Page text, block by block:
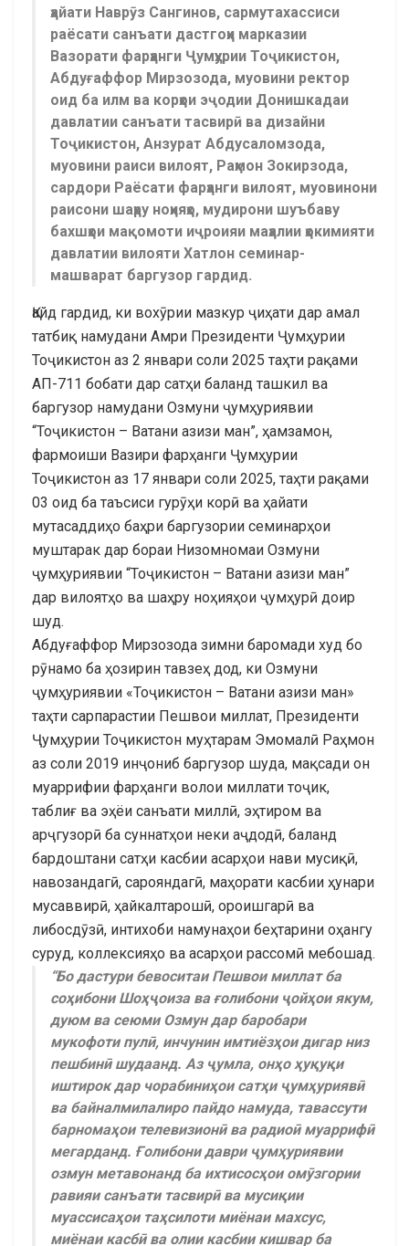
ҳайати Наврӯз Сангинов, сармутахассиси
раёсати санъати дастгоҳи марказии
Вазорати фарҳанги Ҷумҳурии Тоҷикистон,
Абдуғаффор Мирзозода, муовини ректор
оид ба илм ва корҳои эҷодии Донишкадаи
давлатии санъати тасвирӣ ва дизайни
Тоҷикистон, Анзурат Абдусаломзода,
муовини раиси вилоят, Раҳмон Зокирзода,
сардори Раёсати фарҳанги вилоят, муовинони
раисони шаҳру ноҳияҳо, мудирони шуъбаву
бахшҳои мақомоти иҷроияи маҳалии ҳокимияти
давлатии вилояти Хатлон семинар-
машварат баргузор гардид.
Қайд гардид, ки вохӯрии мазкур ҷиҳати дар амал
татбиқ намудани Амри Президенти Ҷумҳурии
Тоҷикистон аз 2 январи соли 2025 таҳти рақами
АП-711 бобати дар сатҳи баланд ташкил ва
баргузор намудани Озмуни ҷумҳуриявии
“Тоҷикистон – Ватани азизи ман”, ҳамзамон,
фармоиши Вазири фарҳанги Ҷумҳурии
Тоҷикистон аз 17 январи соли 2025, таҳти рақами
03 оид ба таъсиси гурӯҳи корӣ ва ҳайати
мутасаддиҳо баҳри баргузории семинарҳои
муштарак дар бораи Низомномаи Озмуни
ҷумҳуриявии “Тоҷикистон – Ватани азизи ман”
дар вилоятҳо ва шаҳру ноҳияҳои ҷумҳурӣ доир
шуд.
Абдуғаффор Мирзозода зимни баромади худ бо
рӯнамо ба ҳозирин тавзеҳ дод, ки Озмуни
ҷумҳуриявии «Тоҷикистон – Ватани азизи ман»
таҳти cарпарастии Пешвои миллат, Президенти
Ҷумҳурии Тоҷикистон муҳтарам Эмомалӣ Раҳмон
аз соли 2019 инҷониб баргузор шуда, мақсади он
муаррифии фарҳанги волои миллати тоҷик,
таблиғ ва эҳёи санъати миллӣ, эҳтиром ва
арҷгузорӣ ба суннатҳои неки аҷдодӣ, баланд
бардоштани сатҳи касбии асарҳои нави мусиқӣ,
навозандагӣ, сарояндагӣ, маҳорати касбии ҳунари
мусаввирӣ, ҳайкалтарошӣ, ороишгарӣ ва
либосдӯзӣ, интихоби намунаҳои беҳтарини оҳангу
суруд, коллексияҳо ва асарҳои рассомӣ мебошад.
“Бо дастури бевоситаи Пешвои миллат ба
соҳибони Шоҳҷоиза ва ғолибони ҷойҳои якум,
дуюм ва сеюми Озмун дар баробари
мукофоти пулӣ, инчунин имтиёзҳои дигар низ
пешбинӣ шудаанд. Аз ҷумла, онҳо ҳуқуқи
иштирок дар чорабиниҳои сатҳи ҷумҳуриявӣ
ва байналмилалиро пайдо намуда, тавассути
барномаҳои телевизионӣ ва радиоӣ муаррифӣ
мегарданд. Ғолибони даври ҷумҳуриявии
озмун метавонанд ба ихтисосҳои омӯзгории
равияи санъати тасвирӣ ва мусиқии
муассисаҳои таҳсилоти миёнаи махсус,
миёнаи касбӣ ва олии касбии кишвар ба